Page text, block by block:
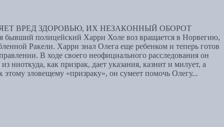
ВРЕД ЗДОРОВЬЮ, ИХ НЕЗАКОННЫЙ ОБОРОТ
полицейский Харри Холе воз вращается в Норвегию,
Ракели. Харри знал Олега еще ребенком и теперь готов
В ходе своего неофициального расследования он
ниоткуда, как призрак, дает указания, казнит и милует, а
зловещему «призраку», он сумеет помочь Олегу...